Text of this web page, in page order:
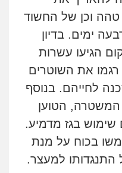
טהה וכן של החשוד
ימים. בדיון
הגיעו עשרות
רגמו את השוטרים
לחייהם. בנוסף
המשטרה, הטוען
שימוש בגז מדמיע.
בכוח על מנת
למעצר.